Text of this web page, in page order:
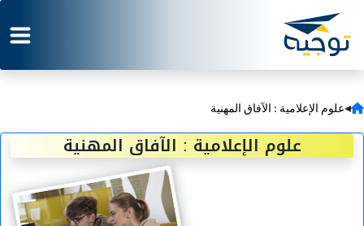
◂علوم الإعلامية : الآفاق المهنية
علوم الإعلامية : الآفاق المهنية